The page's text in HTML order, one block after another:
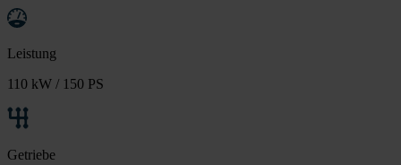
Leistung
110 kW / 150 PS
Getriebe